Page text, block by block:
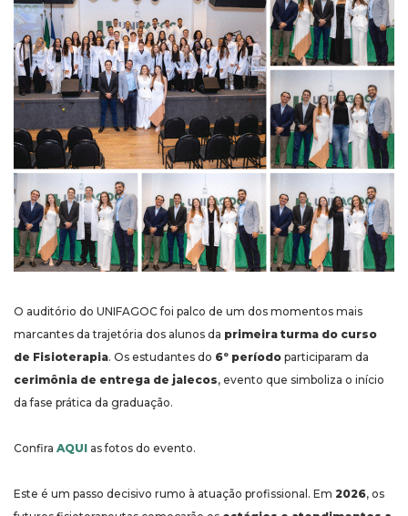
O auditório do UNIFAGOC foi palco de um dos momentos mais
marcantes da trajetória dos alunos da primeira turma do curso
de Fisioterapia. Os estudantes do 6º período participaram da
cerimônia de entrega de jalecos, evento que simboliza o início
da fase prática da graduação.
Confira AQUI as fotos do evento.
Este é um passo decisivo rumo à atuação profissional. Em 2026, os